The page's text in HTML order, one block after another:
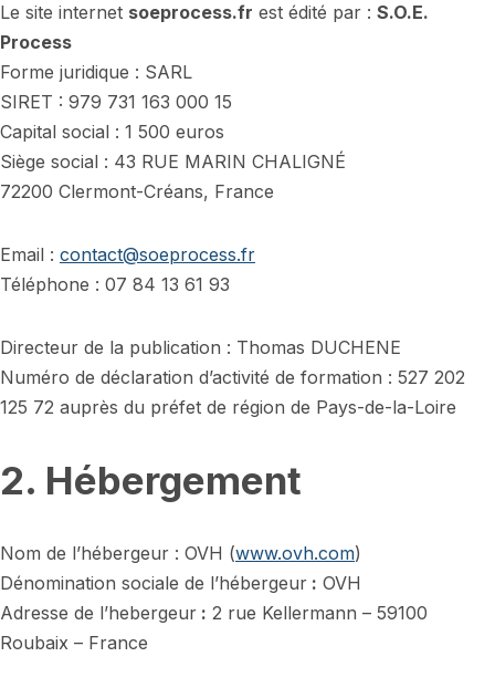
Le site internet soeprocess.fr est édité par : S.O.E.
Process
Forme juridique : SARL
SIRET : 979 731 163 000 15
Capital social : 1 500 euros
Siège social : 43 RUE MARIN CHALIGNÉ
72200 Clermont-Créans, France
Email : contact@soeprocess.fr
Téléphone : 07 84 13 61 93
Directeur de la publication : Thomas DUCHENE
Numéro de déclaration d’activité de formation : 527 202
125 72 auprès du préfet de région de Pays-de-la-Loire
2. Hébergement
Nom de l’hébergeur : OVH (www.ovh.com)
Dénomination sociale de l’hébergeur : OVH
Adresse de l’hebergeur : 2 rue Kellermann – 59100
Roubaix – France